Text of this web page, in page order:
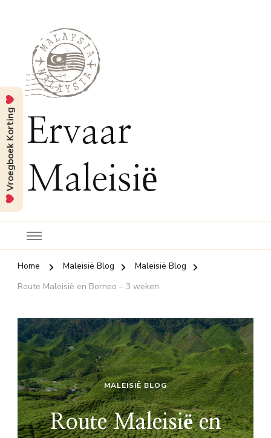
Ervaar
Maleisië
Home Maleisië Blog
Maleisië Blog
Route Maleisië en Borneo – 3 weken
MALEISIË BLOG
Route Maleisië en
Vroegboek Korting